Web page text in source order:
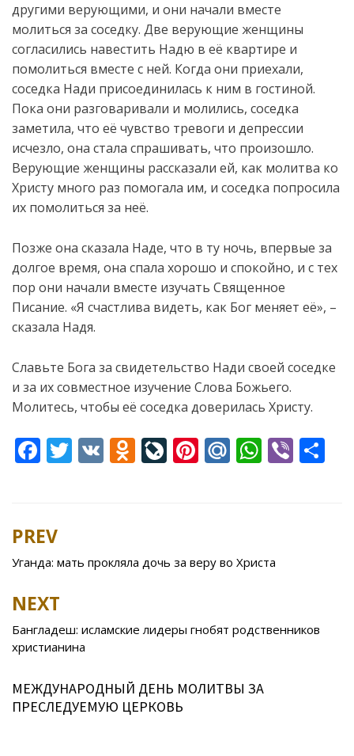
другими верующими, и они начали вместе
молиться за соседку. Две верующие женщины
согласились навестить Надю в её квартире и
помолиться вместе с ней. Когда они приехали,
соседка Нади присоединилась к ним в гостиной.
Пока они разговаривали и молились, соседка
заметила, что её чувство тревоги и депрессии
исчезло, она стала спрашивать, что произошло.
Верующие женщины рассказали ей, как молитва ко
Христу много раз помогала им, и соседка попросила
их помолиться за неё.
Позже она сказала Наде, что в ту ночь, впервые за
долгое время, она спала хорошо и спокойно, и с тех
пор они начали вместе изучать Священное
Писание. «Я счастлива видеть, как Бог меняет её», –
сказала Надя.
Славьте Бога за свидетельство Нади своей соседке
и за их совместное изучение Слова Божьего.
Молитесь, чтобы её соседка доверилась Христу.
F
b
o
o
k
T V O
kl
as
ni
Li
u
r
al
Pi
st
M
u
W
A
p
Vi
Post
navigation
PREV
Уганда: мать прокляла дочь за веру во Христа
NEXT
Бангладеш: исламские лидеры гнобят родственников
христианина
МЕЖДУНАРОДНЫЙ ДЕНЬ МОЛИТВЫ ЗА
ПРЕСЛЕДУЕМУЮ ЦЕРКОВЬ